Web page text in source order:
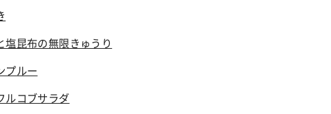
塩昆布の無限きゅうり
プルー
ルコブサラダ